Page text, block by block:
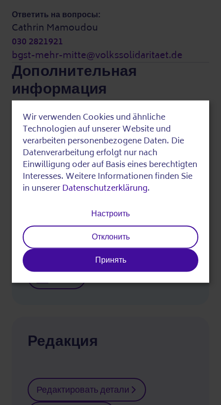
Ответить на вопросы:
Cathrin Mamoudou
030 2821921
bgst-mehr-mitte@volkssolidaritaet.de
Дополнительная
информация
Затраты:
Это мероприятие бесплатное.
Последний отредактированный на
разделять
Печать
Редакция
Редактировать детали
Use
of
personal
data
and
Wir verwenden Cookies und ähnliche
Technologien auf unserer Website und
verarbeiten personenbezogene Daten. Die
Datenverarbeitung erfolgt nur nach
Einwilligung oder auf Basis eines berechtigten
Interesses. Weitere Informationen finden Sie
in unsererDatenschutzerklärung.
Настроить
Отклонить
Принять